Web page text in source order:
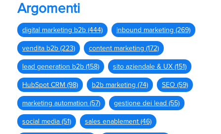
Argomenti
digital marketing b2b (444) inbound marketing (269)
vendita b2b (223) content marketing (172)
lead generation b2b (158) sito aziendale & UX (151)
HubSpot CRM (98) b2b marketing (74) SEO (59)
marketing automation (57) gestione dei lead (55)
social media (51) sales enablement (46)